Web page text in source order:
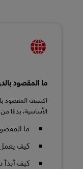
ما المقصود
اكتشف المقصود
الأساسية، بدءًا
ما
كيف يعمل
كيف أبدأ